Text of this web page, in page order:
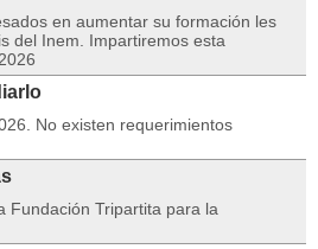
en aumentar su formación les
del Inem. Impartiremos esta
No existen requerimientos
Fundación Tripartita para la